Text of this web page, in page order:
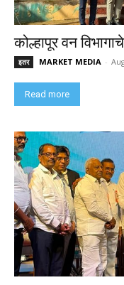
कोल्हापूर वन
इतर MARKET MEDIA -
Read more